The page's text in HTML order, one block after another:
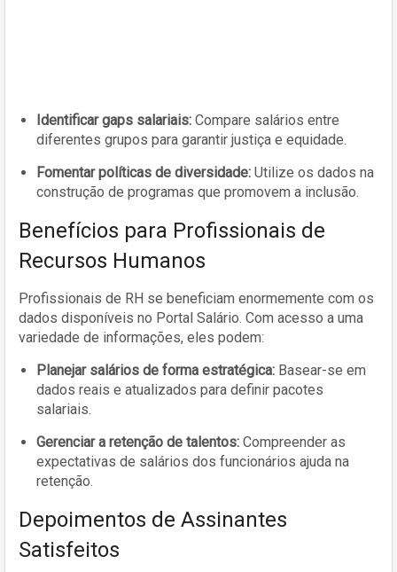
Identificar gaps salariais: Compare salários entre
diferentes grupos para garantir justiça e equidade.
Fomentar políticas de diversidade: Utilize os dados na
construção de programas que promovem a inclusão.
Benefícios para Profissionais de
Recursos Humanos
Profissionais de RH se beneficiam enormemente com os
dados disponíveis no Portal Salário. Com acesso a uma
variedade de informações, eles podem:
Planejar salários de forma estratégica: Basear-se em
dados reais e atualizados para definir pacotes
salariais.
Gerenciar a retenção de talentos: Compreender as
expectativas de salários dos funcionários ajuda na
retenção.
Depoimentos de Assinantes
Satisfeitos